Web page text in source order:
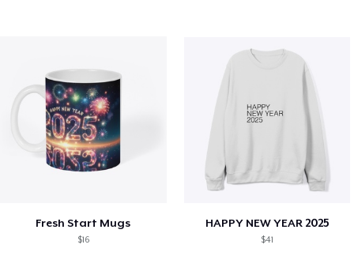
Fresh Start Mugs
$16
HAPPY NEW YEAR 2025
$41